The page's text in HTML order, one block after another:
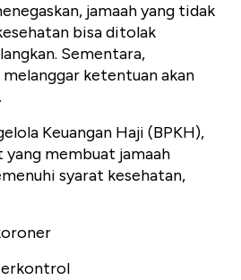
jamaah yang tidak
bisa ditolak
Sementara,
ketentuan akan
Keuangan Haji (BPKH),
membuat jamaah
syarat kesehatan,